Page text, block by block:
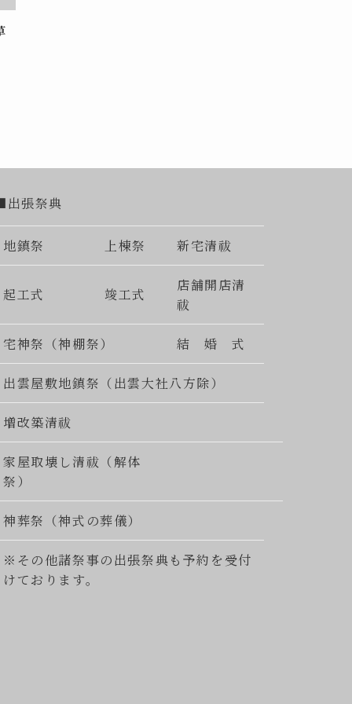
張祭典
地鎮祭 上棟祭 新宅清祓
起工式 竣工式
店舗開店清
祓
宅神祭（神棚祭） 結 婚 式
出雲屋敷地鎮祭（出雲大社八方除）
増改築清祓
家屋取壊し清祓（解体
祭）
神葬祭（神式の葬儀）
※その他諸祭事の出張祭典も予約を受付
けております。